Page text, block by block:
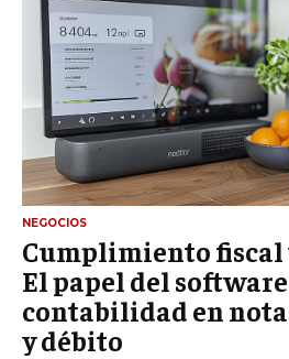
NEGOCIOS
Cumplimiento fiscal
El papel del
contabilidad en
y débito